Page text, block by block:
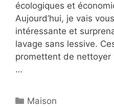
écologiques et
Aujourd’hui, je vais
intéressante et
lavage sans lessive.
promettent de
…
Catégories
Maison